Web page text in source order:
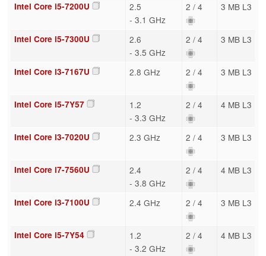
Intel Core i5-7200U
2.5
- 3.1 GHz
2 / 4 3 MB L3
Intel Core i5-7300U
2.6
- 3.5 GHz
2 / 4 3 MB L3
Intel Core i3-7167U 2.8 GHz 2 / 4 3 MB L3
Intel Core i5-7Y57
1.2
- 3.3 GHz
2 / 4 4 MB L3
Intel Core i3-7020U 2.3 GHz 2 / 4 3 MB L3
Intel Core i7-7560U
2.4
- 3.8 GHz
2 / 4 4 MB L3
Intel Core i3-7100U 2.4 GHz 2 / 4 3 MB L3
Intel Core i5-7Y54
1.2
- 3.2 GHz
2 / 4 4 MB L3